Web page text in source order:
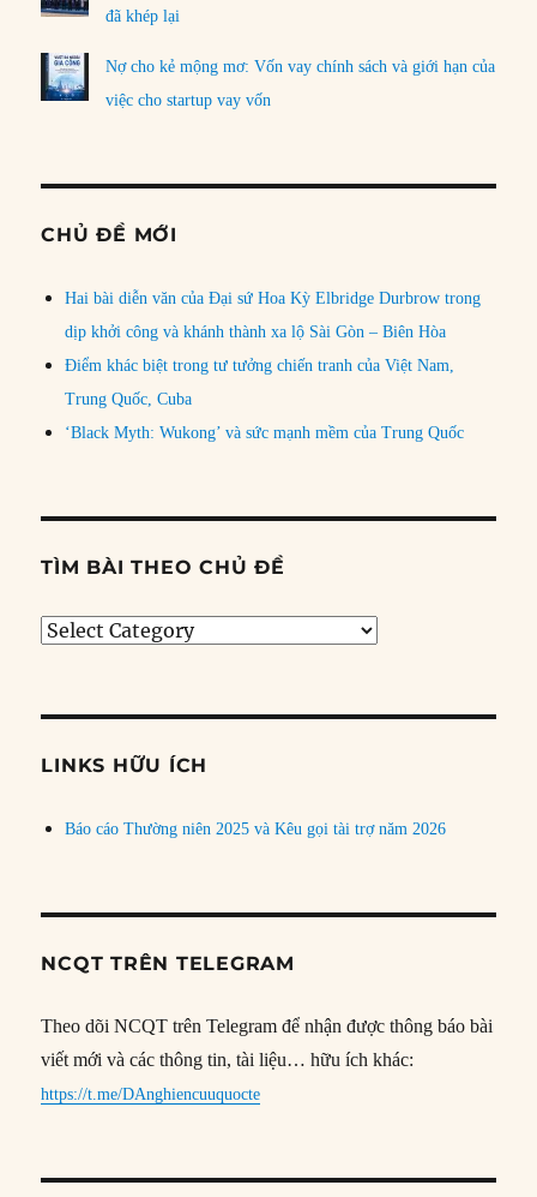
đã khép lại
Nợ cho kẻ mộng mơ: Vốn vay chính sách và giới hạn của
việc cho startup vay vốn
CHỦ ĐỀ MỚI
Hai bài diễn văn của Đại sứ Hoa Kỳ Elbridge Durbrow trong
dịp khởi công và khánh thành xa lộ Sài Gòn – Biên Hòa
Điểm khác biệt trong tư tưởng chiến tranh của Việt Nam,
Trung Quốc, Cuba
‘Black Myth: Wukong’ và sức mạnh mềm của Trung Quốc
TÌM BÀI THEO CHỦ ĐỀ
Tìm
đề
LINKS HỮU ÍCH
Báo cáo Thường niên 2025 và Kêu gọi tài trợ năm 2026
NCQT TRÊN TELEGRAM
Theo dõi NCQT trên Telegram để nhận được thông báo bài
viết mới và các thông tin, tài liệu… hữu ích khác:
https://t.me/DAnghiencuuquocte